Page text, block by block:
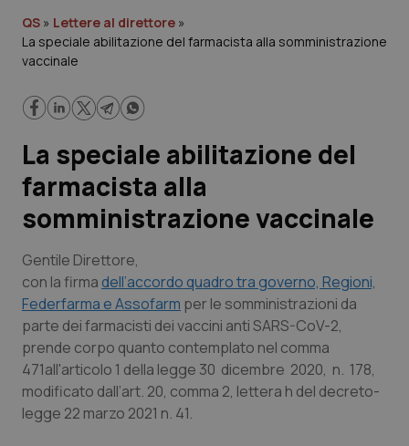
Governo e Parlamento
Regioni e Asl
Lavoro e Professioni
Scienza e Farmaci
Studi e Analisi
Lettere al direttore
Edizioni Regionali
QS Pro
Professionisti Sanitari.AI
QS » Lettere al direttore »
La speciale abilitazione del farmacista alla somministrazione
vaccinale
La speciale abilitazione del
farmacista alla
somministrazione vaccinale
Gentile Direttore,
con la firma dell’accordo quadro tra governo, Regioni,
Federfarma e Assofarm per le somministrazioni da
parte dei farmacisti dei vaccini anti SARS-CoV-2,
prende corpo quanto contemplato nel comma
471all'articolo 1 della legge 30 dicembre 2020, n. 178,
modificato dall’art. 20, comma 2, lettera h del decreto-
legge 22 marzo 2021 n. 41.